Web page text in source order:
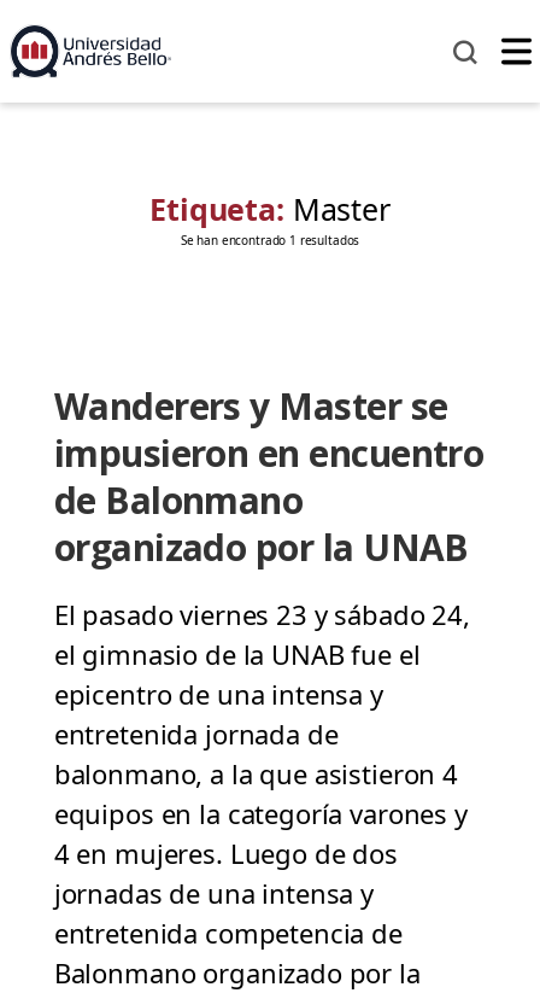
Etiqueta: Master
Se han encontrado 1 resultados
Wanderers y Master se
impusieron en encuentro
de Balonmano
organizado por la UNAB
El pasado viernes 23 y sábado 24,
el gimnasio de la UNAB fue el
epicentro de una intensa y
entretenida jornada de
balonmano, a la que asistieron 4
equipos en la categoría varones y
4 en mujeres. Luego de dos
jornadas de una intensa y
entretenida competencia de
Balonmano organizado por la